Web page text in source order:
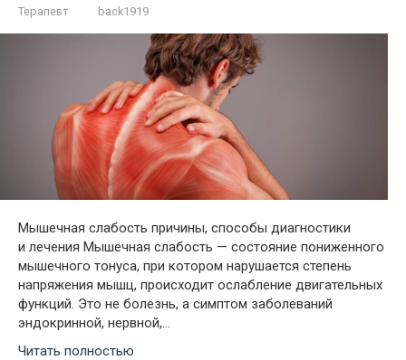
Терапевт back1919
Мышечная слабость причины, способы диагностики
и лечения Мышечная слабость — состояние пониженного
мышечного тонуса, при котором нарушается степень
напряжения мышц, происходит ослабление двигательных
функций. Это не болезнь, а симптом заболеваний
эндокринной, нервной,…
Читать полностью